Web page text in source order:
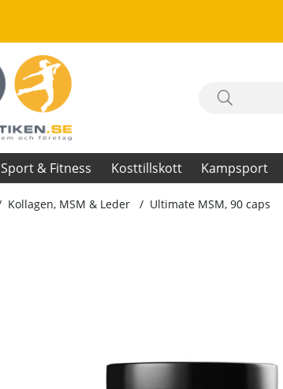
Sport & Fitness Kosttillskott Kampsport
Kollagen, MSM & Leder Ultimate MSM, 90 caps